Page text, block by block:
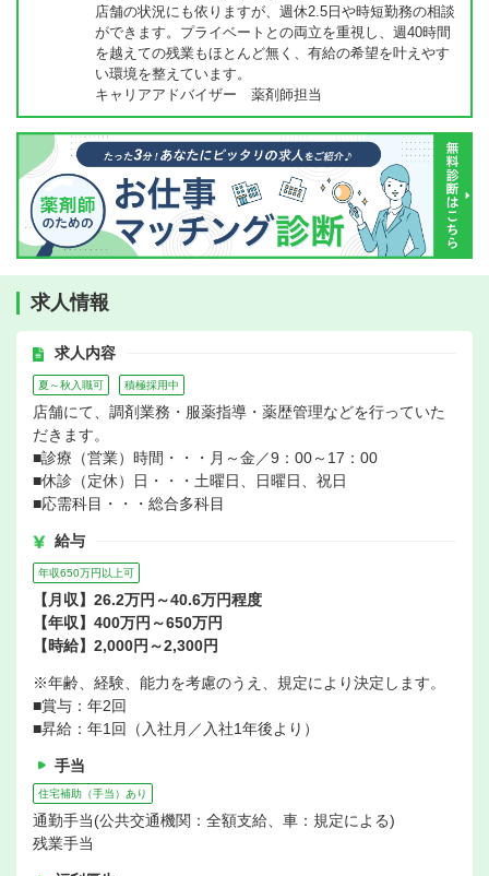
店舗の状況にも依りますが、週休2.5日や時短勤務の相談
ができます。プライベートとの両立を重視し、週40時間
を越えての残業もほとんど無く、有給の希望を叶えやす
い環境を整えています。
キャリアアドバイザー 薬剤師担当
求人情報
求人内容
夏～秋入職可 積極採用中
店舗にて、調剤業務・服薬指導・薬歴管理などを行っていた
だきます。
■診療（営業）時間・・・月～金／9：00～17：00
■休診（定休）日・・・土曜日、日曜日、祝日
■応需科目・・・総合多科目
給与
年収650万円以上可
【月収】26.2万円～40.6万円程度
【年収】400万円～650万円
【時給】2,000円～2,300円
※年齢、経験、能力を考慮のうえ、規定により決定します。
■賞与：年2回
■昇給：年1回（入社月／入社1年後より）
手当
住宅補助（手当）あり
通勤手当(公共交通機関：全額支給、車：規定による)
残業手当